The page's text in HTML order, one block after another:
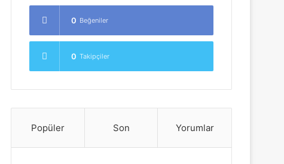
0 Beğeniler
0 Takipçiler
Popüler Son Yorumlar